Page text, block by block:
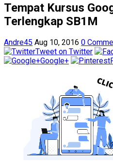
Tempat Kursus
Terlengkap SB1M
Andre45 Aug 10, 2016 0
Tweet on Twitter
Google+